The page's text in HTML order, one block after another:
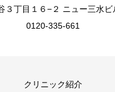
３丁目１６−２ ニュー三水
0120-335-661
クリニック紹介